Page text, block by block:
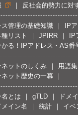
反社会的勢力に対
ス管理の基礎知識 IP
リスト
JPIRR
る！IPアドレス・AS番
ネットのしくみ 用語集
ネット歴史の一幕
名とは gTLD ドメ
イン名
統計 イベ